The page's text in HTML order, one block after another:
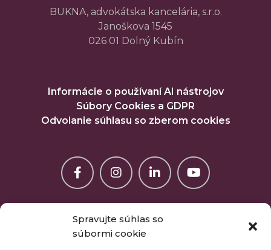
Spravujte súhlas so
súbormi cookie
BUKNA, advokátska kancelária, s.r.o.
Janoškova 1545
026 01 Dolný Kubín
Informácie o používaní AI nástrojov
Súbory Cookies a GDPR
Odvolanie súhlasu so zberom cookies